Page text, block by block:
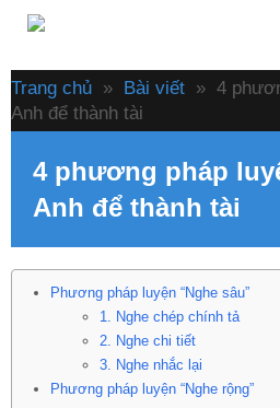
Trang chủ » Bài viết » 4
Anh để thành tài
4 phương pháp
Anh để thành tài
Phương pháp luyện “Nghe sâu”
1. Nghe chép chính tả
2. Nghe chi tiết
3. Nghe nhắc lại
Phương pháp luyện “Nghe rộng”